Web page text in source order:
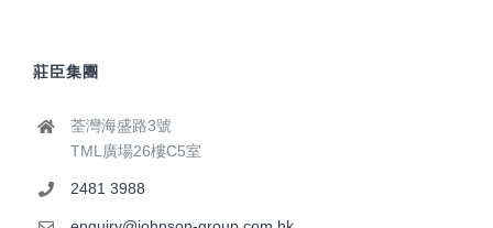
莊臣集團
荃灣海盛路3號
TML廣場26樓C5室
2481 3988